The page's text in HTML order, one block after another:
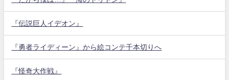
『伝説巨人イデオン』
『勇者ライディーン』から絵コンテ千本切りへ
『怪奇大作戦』